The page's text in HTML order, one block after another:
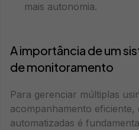
mais autonomia.
A importância de um
de monitoramento
Para gerenciar múltiplas
acompanhamento
automatizadas é